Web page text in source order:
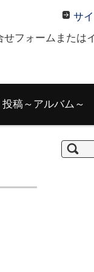
サ
せフォームまたは
投稿～アルバム～
検
索: